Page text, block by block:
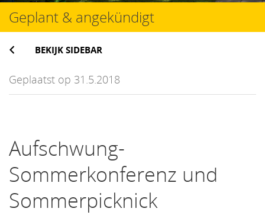
Geplant & angekündigt
BEKIJK SIDEBAR
Geplaatst op 31.5.2018
Aufschwung-
Sommerkonferenz und
Sommerpicknick